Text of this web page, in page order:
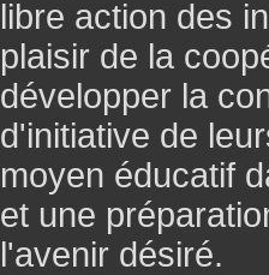
libre action des
plaisir de la
développer la
d'initiative de
moyen éducatif
et une
l'avenir désiré.